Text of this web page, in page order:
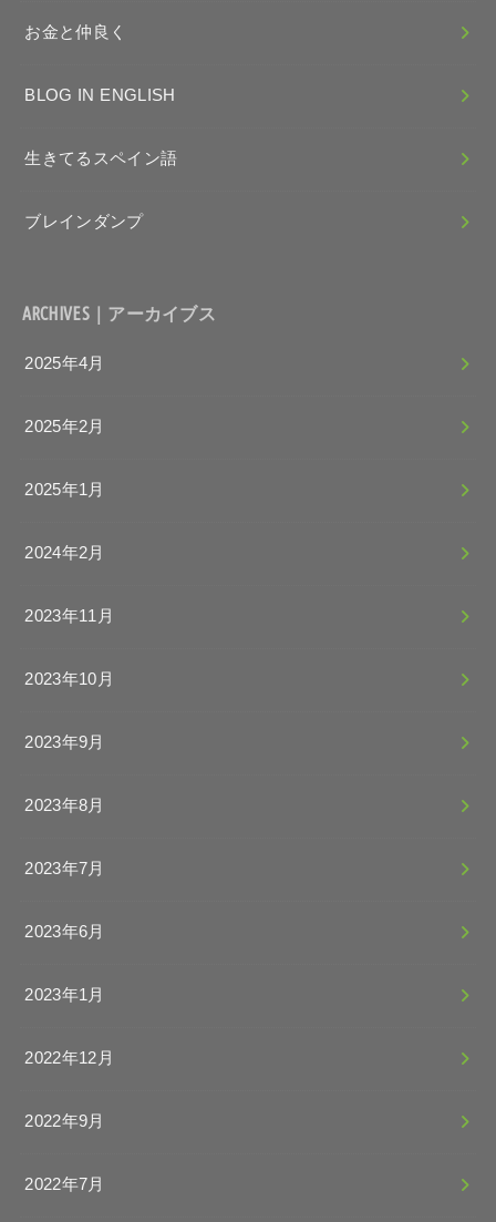
お金と仲良く
BLOG IN ENGLISH
生きてるスペイン語
ブレインダンプ
ARCHIVES｜アーカイブス
2025年4月
2025年2月
2025年1月
2024年2月
2023年11月
2023年10月
2023年9月
2023年8月
2023年7月
2023年6月
2023年1月
2022年12月
2022年9月
2022年7月